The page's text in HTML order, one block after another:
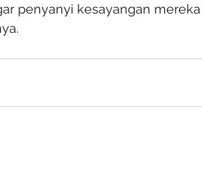
penyanyi kesayangan